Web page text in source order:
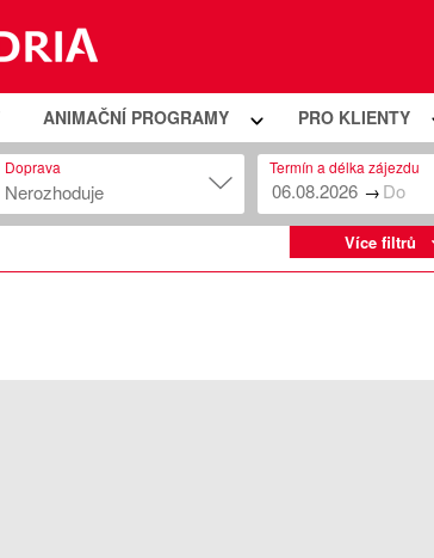
ANIMAČNÍ PROGRAMY PRO KLIENTY
Doprava
Nerozhoduje
Termín a délka zájezdu
→
Více filtrů